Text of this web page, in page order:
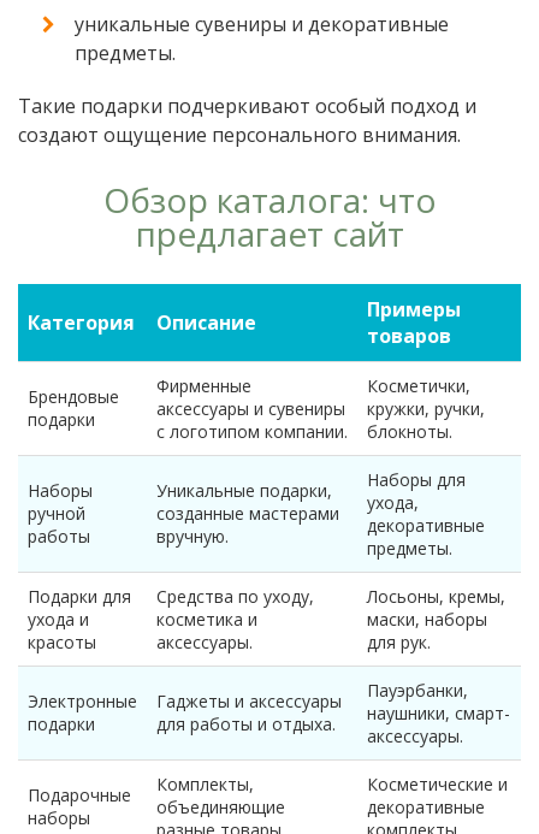
уникальные сувениры и декоративные
предметы.
Такие подарки подчеркивают особый подход и
создают ощущение персонального внимания.
Обзор каталога: что
предлагает сайт
Категория Описание
Примеры
товаров
Брендовые
подарки
Фирменные
аксессуары и сувениры
с логотипом компании.
Косметички,
кружки, ручки,
блокноты.
Наборы
ручной
работы
Уникальные подарки,
созданные мастерами
вручную.
Наборы для
ухода,
декоративные
предметы.
Подарки для
ухода и
красоты
Средства по уходу,
косметика и
аксессуары.
Лосьоны, кремы,
маски, наборы
для рук.
Электронные
подарки
Гаджеты и аксессуары
для работы и отдыха.
Пауэрбанки,
наушники, смарт-
аксессуары.
Подарочные
наборы
Комплекты,
объединяющие
Косметические и
декоративные